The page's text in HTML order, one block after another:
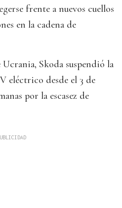
frente a nuevos cuellos
en la cadena de
Skoda suspendió la
eléctrico desde el 3 de
por la escasez de